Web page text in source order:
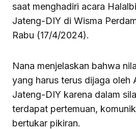
saat menghadiri acara
Jateng-DIY di Wisma
Rabu (17/4/2024).
Nana menjelaskan bahwa
yang harus terus dijaga oleh
Jateng-DIY karena dalam
terdapat pertemuan,
bertukar pikiran.